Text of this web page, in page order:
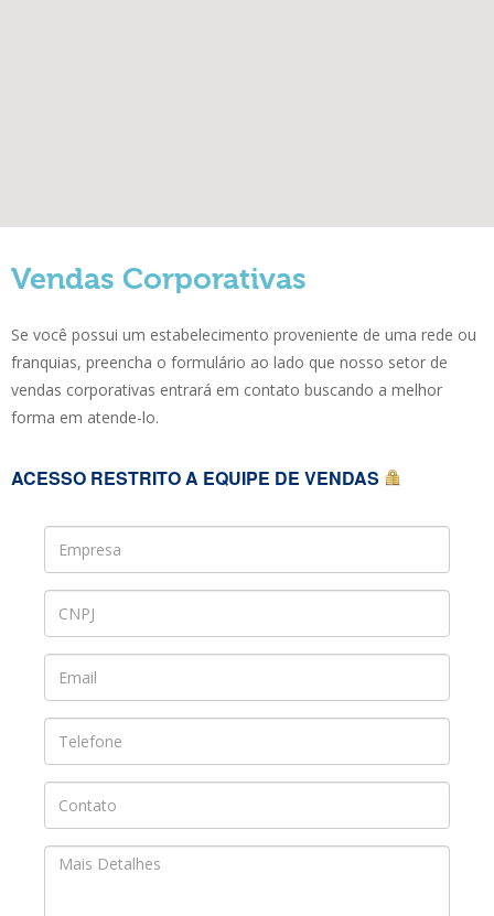
Vendas Corporativas
Se você possui um estabelecimento proveniente de uma rede ou
franquias, preencha o formulário ao lado que nosso setor de
vendas corporativas entrará em contato buscando a melhor
forma em atende-lo.
ACESSO RESTRITO A EQUIPE DE VENDAS